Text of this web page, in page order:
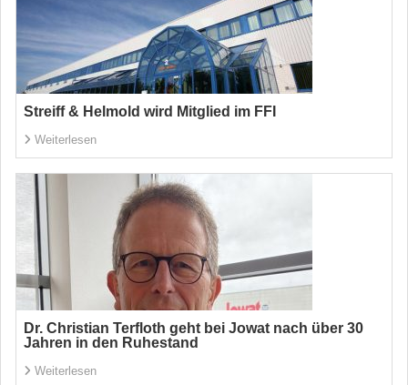
Streiff & Helmold wird Mitglied im FFI
Weiterlesen
Dr. Christian Terfloth geht bei Jowat nach über 30
Jahren in den Ruhestand
Weiterlesen